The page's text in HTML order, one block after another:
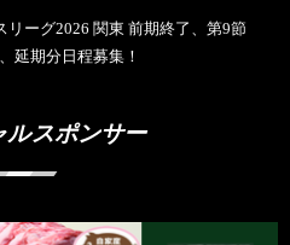
リーグ2026 関東 前期終了、第9節
延期分日程募集！
ルスポンサー